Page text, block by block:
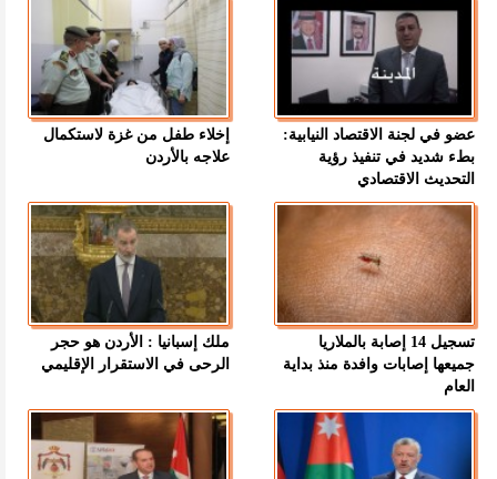
عضو في لجنة الاقتصاد النيابية:
بطء شديد في تنفيذ رؤية
التحديث الاقتصادي
إخلاء طفل من غزة لاستكمال
علاجه بالأردن
تسجيل 14 إصابة بالملاريا
جميعها إصابات وافدة منذ بداية
العام
ملك إسبانيا : الأردن هو حجر
الرحى في الاستقرار الإقليمي